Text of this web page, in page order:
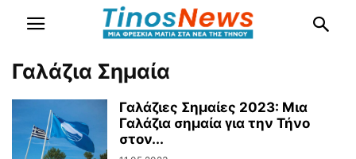
Γαλάζια Σημαία
Γαλάζιες Σημαίες 2023: Μια
Γαλάζια σημαία για την Τήνο
στον...